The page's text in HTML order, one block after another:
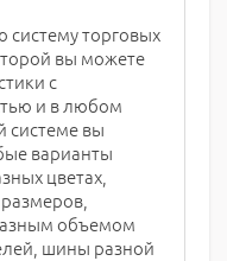
торговых
вы можете
с
и в любом
системе вы
варианты
цветах,
объемом
шины разной